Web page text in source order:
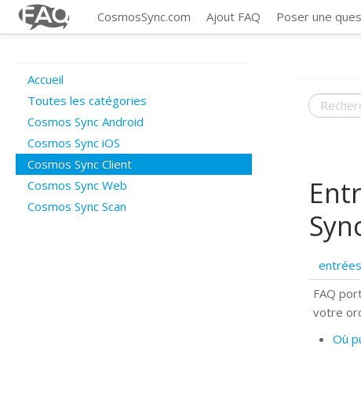
CosmosSync.com Ajout FAQ Poser une
Accueil
Toutes les catégories
Cosmos Sync Android
Cosmos Sync iOS
Cosmos Sync Client
Cosmos Sync Web
Cosmos Sync Scan
entrées
FAQ
votre
Où